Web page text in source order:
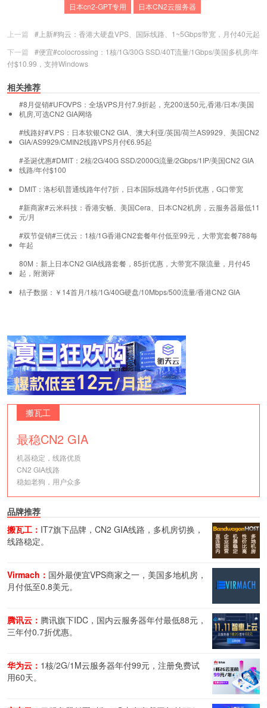
日本cn2-GPT专用
日本CN2云服务器
上一篇
#上新#狗云：香港大硬盘VPS、国际线路、1~5Gbps带宽，月付40元起
下一篇
#便宜#colocrossing：1核/1G/30G SSD/40T流量/1Gbps/美国多机房/年
付$10.99，支持Windows
相关推荐
#8月促销#UFOVPS：全场VPS月付7.9折起，充200送50元,香港/日本/美国
机房,可选CN2 GIA网络
#线路好#V.PS：日本软银CN2 GIA、澳大利亚/英国/荷兰AS9929、美国CN2
GIA/AS9929/CMIN2线路VPS月付€6.95起
#圣诞优惠#DMIT：2核/2G/40G SSD/2000G流量/2Gbps/1IP/美国CN2 GIA
线路/年付$100
DMIT：洛杉矶普通线路年付7折，日本国际线路年付5折优惠，G口带宽
#新商家#云米科技：香港安畅、美国Cera、日本CN2机房，云服务器最低11
元/月
#双节促销#三优云：1核/1G香港CN2套餐年付低至99元，大带宽套餐788每
年起
80M：新上日本CN2 GIA线路套餐，85折优惠，大带宽不限流量，月付45
起，附测评
桔子数据：￥14首月/1核/1G/40G硬盘/10Mbps/500流量/香港CN2 GIA
搬瓦工
最稳CN2 GIA
机器稳定，线路优质
CN2 GIA线路
稳如老狗，用户众多
品牌推荐
搬瓦工： IT7旗下品牌，CN2 GIA线路，多机房切换，
线路稳定。
Virmach： 国外最便宜VPS商家之一，美国多地机房，
月付低至0.8美元。
腾讯云： 腾讯旗下IDC，国内云服务器年付最低88元，
三年付0.7折优惠。
华为云： 1核/2G/1M云服务器年付99元，注册免费试
用60天。